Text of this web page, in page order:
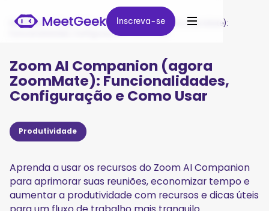
Inscreva-se
Inscreva-se
MeetGeek / Blog / Zoom AI Companion (agora ZoomMate):
Funcionalidades, Configuração e Como Usar
Zoom AI Companion (agora
ZoomMate): Funcionalidades,
Configuração e Como Usar
Produtividade
Aprenda a usar os recursos do Zoom AI Companion
para aprimorar suas reuniões, economizar tempo e
aumentar a produtividade com recursos e dicas úteis